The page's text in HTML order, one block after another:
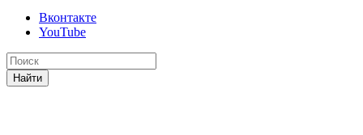
Вконтакте
YouTube
Найти